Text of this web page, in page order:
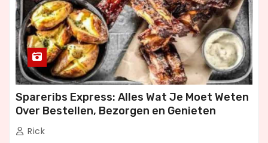
Spareribs Express: Alles Wat Je Moet Weten
Over Bestellen, Bezorgen en Genieten
Rick